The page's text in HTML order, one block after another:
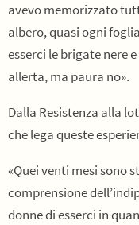
avevo memorizzato
albero, quasi ogni
esserci le brigate nere
allerta, ma paura no».
Dalla Resistenza alla
che lega queste
«Quei venti mesi sono
comprensione
donne di esserci in